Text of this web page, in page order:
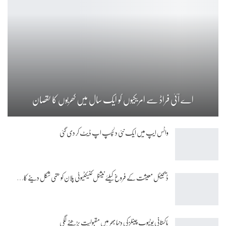
اے آئی فراڈ سے امریکیوں کو ایک سال میں کھربوں کا نقصان
واٹس ایپ میں ایک نئی دلچسپ اپ ڈیٹ کر دی گئی
ڈیجیٹل معیشت کے فروغ کیلئے نیشنل کنیکٹیوٹی پلان کو حتمی شکل دینے کا…
پاکستانی یوٹیوب چینلز کی دنیا بھر میں مقبولیت بڑھنے لگی